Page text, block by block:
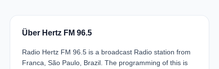
Über Hertz FM 96.5
Radio Hertz FM 96.5 is a broadcast Radio station from
Franca, São Paulo, Brazil. The programming of this is